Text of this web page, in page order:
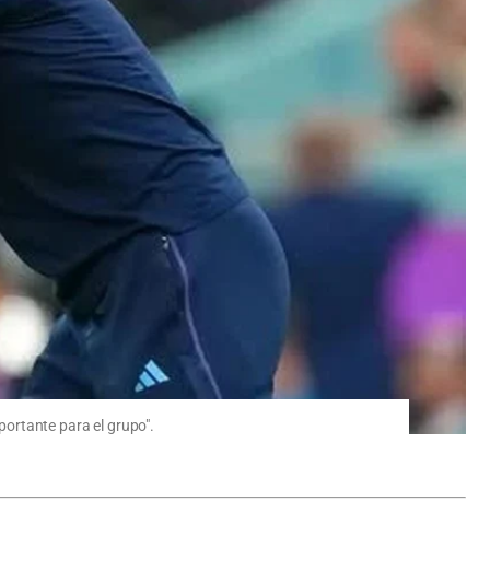
para el grupo".